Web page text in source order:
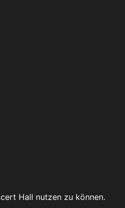
Hall nutzen zu können.